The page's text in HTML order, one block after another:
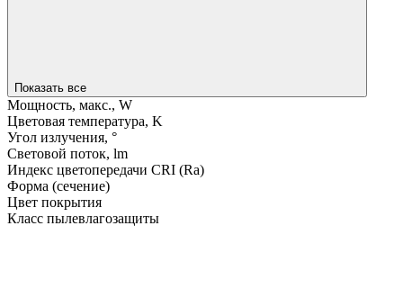
Показать все
Мощность, макс., W
Цветовая температура, K
Угол излучения, °
Световой поток, lm
Индекс цветопередачи CRI (Ra)
Форма (сечение)
Цвет покрытия
Класс пылевлагозащиты